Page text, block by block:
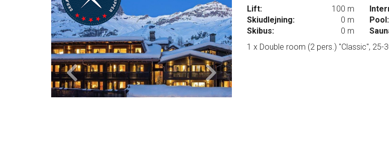
Lift:
100 m
Skiudlejning:
0 m
Skibus:
0 m
Pool:
1 x Double room (2 pers.) "Classic", 25-